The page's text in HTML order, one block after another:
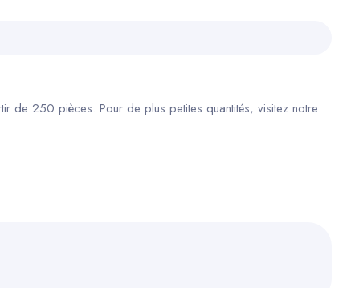
de 250 pièces. Pour de plus petites quantités, visitez notre